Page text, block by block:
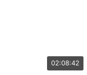
02:08:42